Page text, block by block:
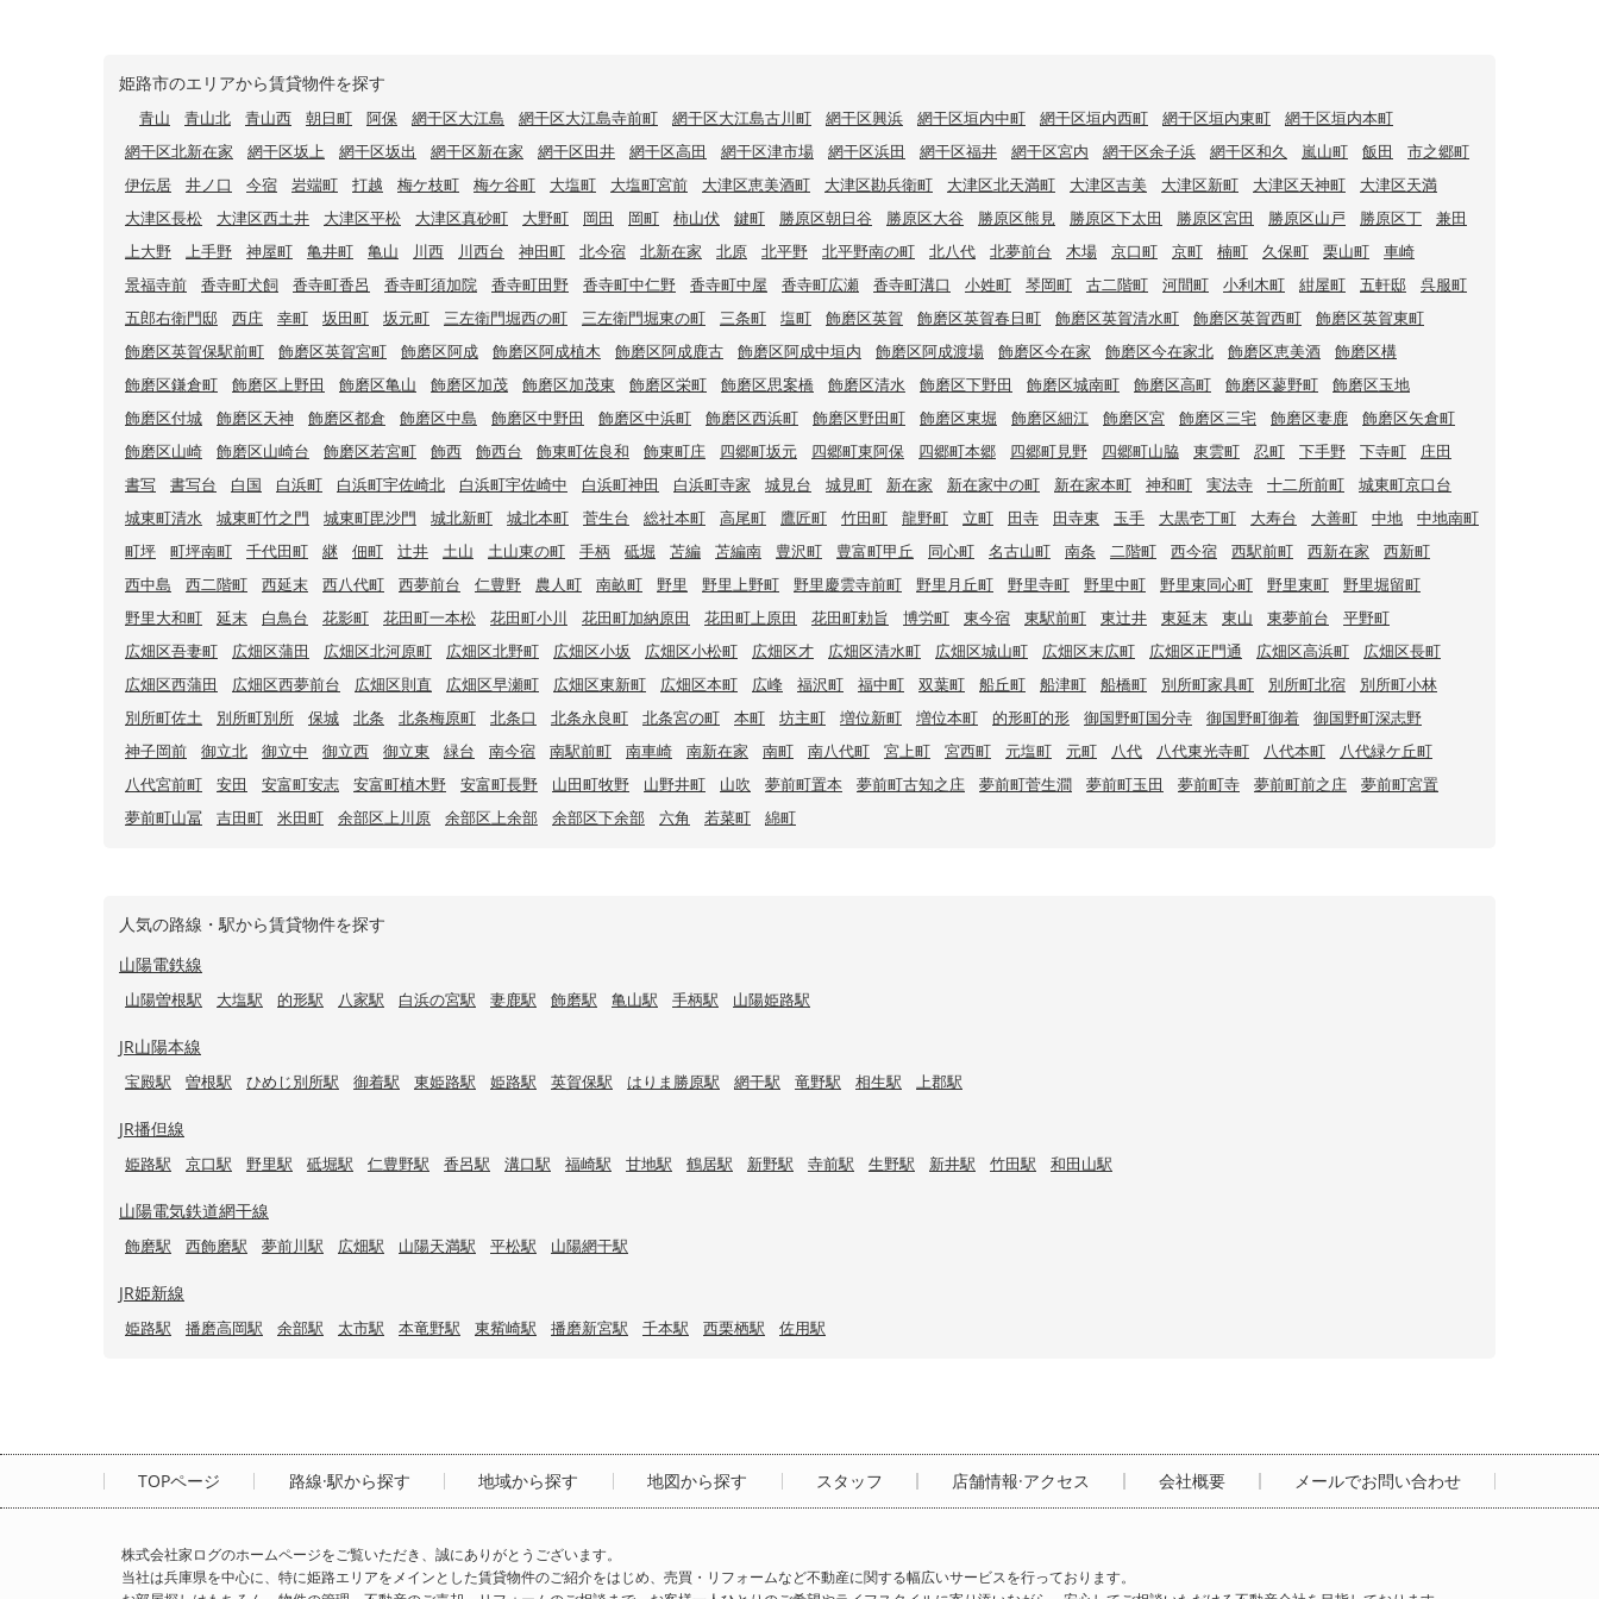
姫路市のエリアから賃貸物件を探す
青山 青山北 青山西 朝日町 阿保 網干区大江島 網干区大江島寺前町 網干区大江島古川町 網干区興浜 網干区垣内中町 網干区垣内西町 網干区垣内東町
網干区垣内本町
網干区北新在家
網干区坂上 網干区坂出 網干区新在家 網干区田井 網干区高田 網干区津市場 網干区浜田 網干区福井 網干区宮内 網干区余子浜 網干区和久 嵐山町 飯田
市之郷町
伊伝居
井ノ口 今宿 岩端町 打越 梅ケ枝町 梅ケ谷町 大塩町 大塩町宮前 大津区恵美酒町 大津区勘兵衛町 大津区北天満町 大津区吉美 大津区新町 大津区天神町
大津区天満
大津区長松
大津区西土井 大津区平松 大津区真砂町 大野町 岡田 岡町 柿山伏 鍵町 勝原区朝日谷 勝原区大谷 勝原区熊見 勝原区下太田 勝原区宮田 勝原区山戸 勝原区丁
兼田
上大野
上手野 神屋町 亀井町 亀山 川西 川西台 神田町 北今宿 北新在家 北原 北平野 北平野南の町 北八代 北夢前台 木場 京口町 京町 楠町 久保町 栗山町
車崎
景福寺前
香寺町犬飼 香寺町香呂 香寺町須加院 香寺町田野 香寺町中仁野 香寺町中屋 香寺町広瀬 香寺町溝口 小姓町 琴岡町 古二階町 河間町 小利木町 紺屋町 五軒邸
呉服町
五郎右衛門邸
西庄 幸町 坂田町 坂元町 三左衛門堀西の町 三左衛門堀東の町 三条町 塩町 飾磨区英賀 飾磨区英賀春日町 飾磨区英賀清水町 飾磨区英賀西町
飾磨区英賀東町
飾磨区英賀保駅前町
飾磨区英賀宮町 飾磨区阿成 飾磨区阿成植木 飾磨区阿成鹿古 飾磨区阿成中垣内 飾磨区阿成渡場 飾磨区今在家 飾磨区今在家北 飾磨区恵美酒
飾磨区構
飾磨区鎌倉町
飾磨区上野田 飾磨区亀山 飾磨区加茂 飾磨区加茂東 飾磨区栄町 飾磨区思案橋 飾磨区清水 飾磨区下野田 飾磨区城南町 飾磨区高町 飾磨区蓼野町
飾磨区玉地
飾磨区付城
飾磨区天神 飾磨区都倉 飾磨区中島 飾磨区中野田 飾磨区中浜町 飾磨区西浜町 飾磨区野田町 飾磨区東堀 飾磨区細江 飾磨区宮 飾磨区三宅 飾磨区妻鹿
飾磨区矢倉町
飾磨区山崎
飾磨区山崎台 飾磨区若宮町 飾西 飾西台 飾東町佐良和 飾東町庄 四郷町坂元 四郷町東阿保 四郷町本郷 四郷町見野 四郷町山脇 東雲町 忍町 下手野 下寺町
庄田
書写
書写台 白国 白浜町 白浜町宇佐崎北 白浜町宇佐崎中 白浜町神田 白浜町寺家 城見台 城見町 新在家 新在家中の町 新在家本町 神和町 実法寺 十二所前町
城東町京口台
城東町清水
城東町竹之門 城東町毘沙門 城北新町 城北本町 菅生台 総社本町 高尾町 鷹匠町 竹田町 龍野町 立町 田寺 田寺東 玉手 大黒壱丁町 大寿台 大善町 中地
中地南町
町坪
町坪南町 千代田町 継 佃町 辻井 土山 土山東の町 手柄 砥堀 苫編 苫編南 豊沢町 豊富町甲丘 同心町 名古山町 南条 二階町 西今宿 西駅前町 西新在家
西新町
西中島
西二階町 西延末 西八代町 西夢前台 仁豊野 農人町 南畝町 野里 野里上野町 野里慶雲寺前町 野里月丘町 野里寺町 野里中町 野里東同心町 野里東町
野里堀留町
野里大和町
延末 白鳥台 花影町 花田町一本松 花田町小川 花田町加納原田 花田町上原田 花田町勅旨 博労町 東今宿 東駅前町 東辻井 東延末 東山 東夢前台
平野町
広畑区吾妻町
広畑区蒲田 広畑区北河原町 広畑区北野町 広畑区小坂 広畑区小松町 広畑区才 広畑区清水町 広畑区城山町 広畑区末広町 広畑区正門通 広畑区高浜町
広畑区長町
広畑区西蒲田
広畑区西夢前台 広畑区則直 広畑区早瀬町 広畑区東新町 広畑区本町 広峰 福沢町 福中町 双葉町 船丘町 船津町 船橋町 別所町家具町 別所町北宿
別所町小林
別所町佐土
別所町別所 保城 北条 北条梅原町 北条口 北条永良町 北条宮の町 本町 坊主町 増位新町 増位本町 的形町的形 御国野町国分寺 御国野町御着
御国野町深志野
神子岡前
御立北 御立中 御立西 御立東 緑台 南今宿 南駅前町 南車崎 南新在家 南町 南八代町 宮上町 宮西町 元塩町 元町 八代 八代東光寺町 八代本町
八代緑ケ丘町
八代宮前町
安田 安富町安志 安富町植木野 安富町長野 山田町牧野 山野井町 山吹 夢前町置本 夢前町古知之庄 夢前町菅生澗 夢前町玉田 夢前町寺 夢前町前之庄
夢前町宮置
夢前町山冨
吉田町 米田町 余部区上川原 余部区上余部 余部区下余部 六角 若菜町 綿町
人気の路線・駅から賃貸物件を探す
山陽電鉄線
山陽曽根駅 大塩駅 的形駅 八家駅 白浜の宮駅 妻鹿駅 飾磨駅 亀山駅 手柄駅 山陽姫路駅
JR山陽本線
宝殿駅 曽根駅 ひめじ別所駅 御着駅 東姫路駅 姫路駅 英賀保駅 はりま勝原駅 網干駅 竜野駅 相生駅 上郡駅
JR播但線
姫路駅 京口駅 野里駅 砥堀駅 仁豊野駅 香呂駅 溝口駅 福崎駅 甘地駅 鶴居駅 新野駅 寺前駅 生野駅 新井駅 竹田駅 和田山駅
山陽電気鉄道網干線
飾磨駅 西飾磨駅 夢前川駅 広畑駅 山陽天満駅 平松駅 山陽網干駅
JR姫新線
姫路駅 播磨高岡駅 余部駅 太市駅 本竜野駅 東觜崎駅 播磨新宮駅 千本駅 西栗栖駅 佐用駅
TOPページ 路線·駅から探す 地域から探す 地図から探す スタッフ 店舗情報·アクセス 会社概要 メールでお問い合わせ
株式会社家ログのホームページをご覧いただき、誠にありがとうございます。
当社は兵庫県を中心に、特に姫路エリアをメインとした賃貸物件のご紹介をはじめ、売買・リフォームなど不動産に関する幅広いサービスを行っております。